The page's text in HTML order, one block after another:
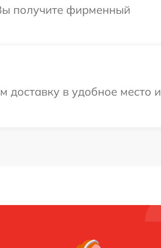
получите фирменный
в удобное место и